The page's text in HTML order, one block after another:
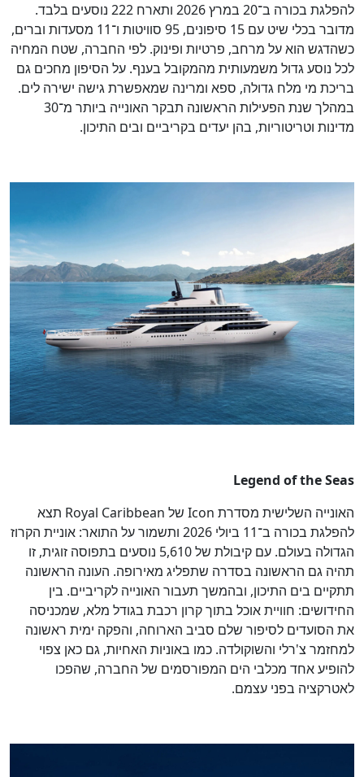
להפלגת בכורה ב־20 במרץ 2026 ותארח 222 נוסעים בלבד.
מדובר בכלי שיט עם 15 סיפונים, 95 סוויטות ו־11 מסעדות וברים,
כשהדגש הוא על מרחב, פרטיות ופינוק. לפי החברה, שטח המחיה
לכל נוסע גדול משמעותית מהמקובל בענף. על הסיפון מחכים גם
בריכת מי מלח גדולה, ספא ומרינה שמאפשרת גישה ישירה לים.
במהלך שנת הפעילות הראשונה תבקר האונייה ביותר מ־30
מדינות וטריטוריות, בהן יעדים בקריביים ובים התיכון.
Legend of the Seas
האונייה השלישית מסדרת Icon של Royal Caribbean תצא
להפלגת בכורה ב־11 ביולי 2026 ותשמור על התואר: אוניית הקרוז
הגדולה בעולם. עם קיבולת של 5,610 נוסעים בתפוסה זוגית, זו
תהיה גם הראשונה בסדרה שתפליג מאירופה. העונה הראשונה
תתקיים בים התיכון, ובהמשך תעבור האונייה לקריביים. בין
החידושים: חוויית אוכל בתוך קרון רכבת בגודל מלא, שמכניסה
את הסועדים לסיפור שלם סביב הארוחה, והפקה ימית ראשונה
למחזמר צ'רלי והשוקולדה. כמו באוניות האחיות, גם כאן צפוי
להופיע אחד מכלבי הים המפורסמים של החברה, שהפכו
לאטרקציה בפני עצמם.